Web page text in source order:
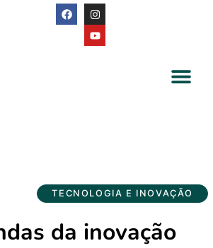
TECNOLOGIA E INOVAÇÃO
da inovação